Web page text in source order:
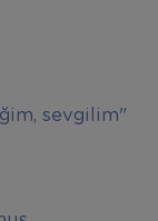
sevgilim"